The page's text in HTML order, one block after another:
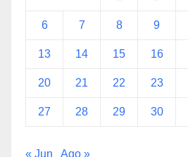
6 7 8 9
13 14 15 16
20 21 22 23
27 28 29 30
« Jun Ago »